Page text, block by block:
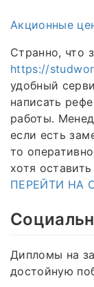
Акционные
Странно, что
https://
удобный
написать
работы.
если есть
то
хотя
ПЕРЕЙТИ НА
Дипломы на
достойную